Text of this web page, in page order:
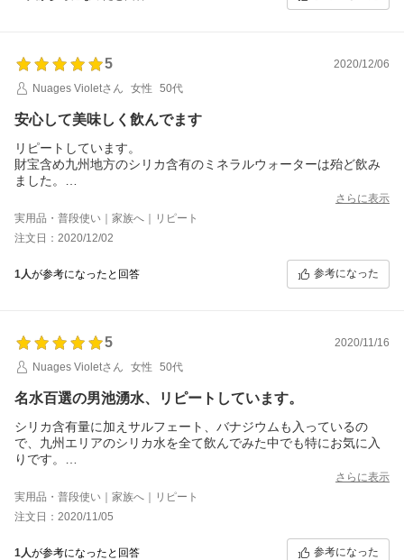
5
2020/12/06
Nuages Violetさん
女性 50代
安心して美味しく飲んでます
リピートしています。
財宝含め九州地方のシリカ含有のミネラルウォーターは殆ど飲み
ました。
シリカ含有ミネラルウォーターを飲み続けたからといって本当に
骨や髪に効果があるのかのエビデンスはないと思いますが、
緑茶を淹れた時に生臭さを感じないミネラルウォーターは『なな
そら』でした。
単純にお茶の香りが良く出て美味しく感じるので、リピートして
います。
こちらのミネラルウォーターは飲みやすいと感じてます。
あくまで主観ですが。
さらに表示
実用品・普段使い｜家族へ｜リピート
注文日：2020/12/02
1人が参考になったと回答 参考になった
5
2020/11/16
Nuages Violetさん
女性 50代
名水百選の男池湧水、リピートしています。
シリカ含有量に加えサルフェート、バナジウムも入っているの
で、九州エリアのシリカ水を全て飲んでみた中でも特にお気に入
りです。
他のシリカ含有のミネラルウォーターには時折生臭さを感じてし
まうものがありますが、
硬度85の割に、こちらは美味しくまろやかに感じてます。
さらに表示
実用品・普段使い｜家族へ｜リピート
注文日：2020/11/05
1人が参考になったと回答 参考になった